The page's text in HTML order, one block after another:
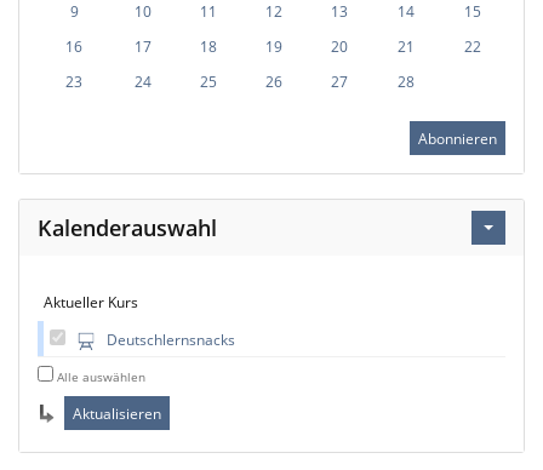
9
10 11 12 13 14
15
16
17 18 19 20 21
22
23
24 25 26 27 28
Abonnieren
Kalenderauswahl
Aktueller Kurs
Deutschlernsnacks
Alle auswählen